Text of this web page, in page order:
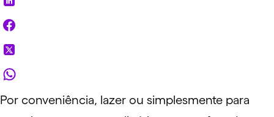
Por conveniência, lazer ou simplesmente para